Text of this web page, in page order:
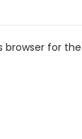
browser for